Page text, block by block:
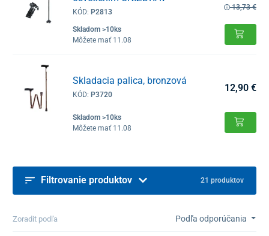
KÓD: P2813
Skladom >10ks
Môžete mať 11.08
13,73 €
Skladacia palica, bronzová
KÓD: P3720
Skladom >10ks
Môžete mať 11.08
12,90 €
Filtrovanie produktov 21 produktov
Zoradit podľa Podľa odporúčania